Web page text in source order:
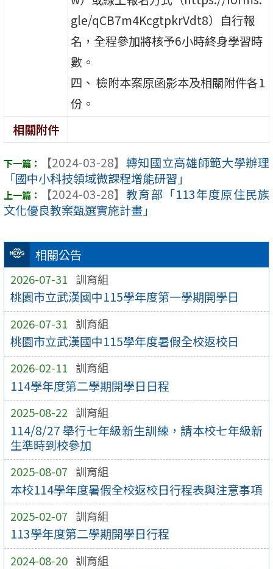
相關公告
2026-07-31 訓育組
桃園市立武漢國中115學年度第一學期開學日
2026-07-31 訓育組
桃園市立武漢國中115學年度暑假全校返校日
2026-02-11 訓育組
114學年度第二學期開學日日程
2025-08-22 訓育組
114/8/27 舉行七年級新生訓練，請本校七年級新
生準時到校參加
2025-08-07 訓育組
本校114學年度暑假全校返校日行程表與注意事項
2025-02-07 訓育組
113學年度第二學期開學日行程
2024-08-20 訓育組
gle/qCB7m4KcgtpkrVdt8）自行報
名，全程參加將核予6小時終身學習時
數。
四、 檢附本案原函影本及相關附件各1
份。
相關附件
【2024-03-28】 轉知國立高雄師範大學辦理
「國中小科技領域微課程增能研習」
【2024-03-28】 教育部「113年度原住民族
文化優良教案甄選實施計畫」